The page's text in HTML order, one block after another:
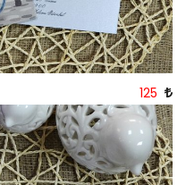
125